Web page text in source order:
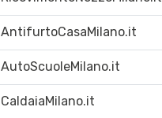
AntifurtoCasaMilano.it
AutoScuoleMilano.it
CaldaiaMilano.it